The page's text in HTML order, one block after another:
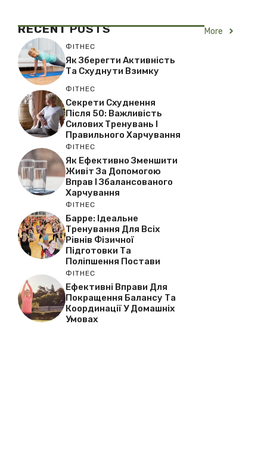
RECENTPOSTS More
ФІТНЕС
Як Зберегти Активність
Та Схуднути Взимку
ФІТНЕС
Секрети Схуднення
Після 50: Важливість
Силових Тренувань І
Правильного Харчування
ФІТНЕС
Як Ефективно Зменшити
Живіт За Допомогою
Вправ І Збалансованого
Харчування
ФІТНЕС
Барре: Ідеальне
Тренування Для Всіх
Рівнів Фізичної
Підготовки Та
Поліпшення Постави
ФІТНЕС
Ефективні Вправи Для
Покращення Балансу Та
Координації У Домашніх
Умовах